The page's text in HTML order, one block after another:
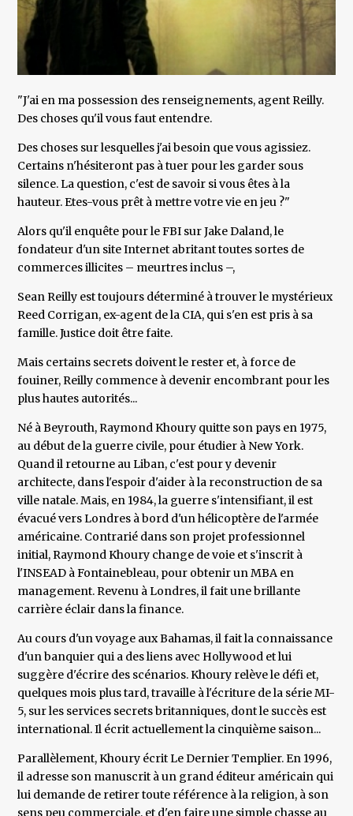
"J'ai en ma possession des renseignements, agent Reilly.
Des choses qu'il vous faut entendre.
Des choses sur lesquelles j'ai besoin que vous agissiez.
Certains n'hésiteront pas à tuer pour les garder sous
silence. La question, c'est de savoir si vous êtes à la
hauteur. Etes-vous prêt à mettre votre vie en jeu ?"
Alors qu'il enquête pour le FBI sur Jake Daland, le
fondateur d'un site Internet abritant toutes sortes de
commerces illicites – meurtres inclus –,
Sean Reilly est toujours déterminé à trouver le mystérieux
Reed Corrigan, ex-agent de la CIA, qui s'en est pris à sa
famille. Justice doit être faite.
Mais certains secrets doivent le rester et, à force de
fouiner, Reilly commence à devenir encombrant pour les
plus hautes autorités...
Né à Beyrouth, Raymond Khoury quitte son pays en 1975,
au début de la guerre civile, pour étudier à New York.
Quand il retourne au Liban, c'est pour y devenir
architecte, dans l'espoir d'aider à la reconstruction de sa
ville natale. Mais, en 1984, la guerre s'intensifiant, il est
évacué vers Londres à bord d'un hélicoptère de l'armée
américaine. Contrarié dans son projet professionnel
initial, Raymond Khoury change de voie et s'inscrit à
l'INSEAD à Fontainebleau, pour obtenir un MBA en
management. Revenu à Londres, il fait une brillante
carrière éclair dans la finance.
Au cours d'un voyage aux Bahamas, il fait la connaissance
d'un banquier qui a des liens avec Hollywood et lui
suggère d'écrire des scénarios. Khoury relève le défi et,
quelques mois plus tard, travaille à l'écriture de la série MI-
5, sur les services secrets britanniques, dont le succès est
international. Il écrit actuellement la cinquième saison...
Parallèlement, Khoury écrit Le Dernier Templier. En 1996,
il adresse son manuscrit à un grand éditeur américain qui
lui demande de retirer toute référence à la religion, à son
sens peu commerciale, et d'en faire une simple chasse au